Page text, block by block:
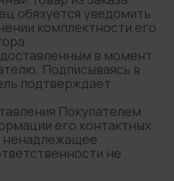
обязуется уведомить
комплектности его
доставленным в момент
Подписываясь в
подтверждает
Покупателем
его контактных
ненадлежащее
не